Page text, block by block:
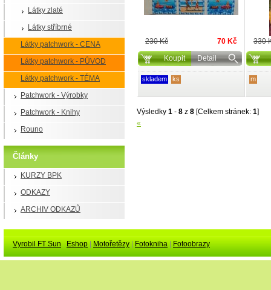
Látky zlaté
Látky stříbrné
Látky patchwork - CENA
Látky patchwork - PŮVOD
Látky patchwork - TÉMA
Patchwork - Výrobky
Patchwork - Knihy
Rouno
Články
KURZY BPK
ODKAZY
ARCHIV ODKAZŮ
230 Kč
70 Kč
Koupit
Detail
skladem ks
330
m
Výsledky 1 - 8 z 8 [Celkem stránek: 1]
«
Vyrobil FT Sun Eshop Motořetězy Fotokniha Fotoobrazy